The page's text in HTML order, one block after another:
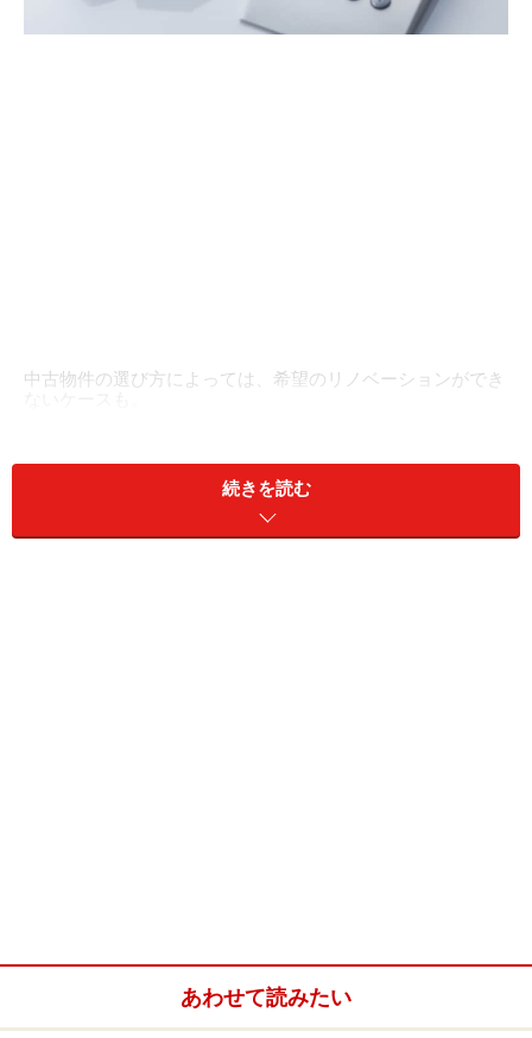
中古物件の選び方によっては、希望のリノベーションができ
す。一見キレイに見えても、見えない部分が腐食してい
たというようなことがあれば、その分補修費用がかさみ
続きを読む
あわせて読みたい